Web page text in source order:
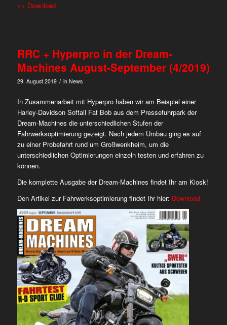
>> Download
RRC + Hyperpro in der Dream-
Machines August-September (4/2019)
29. August 2019 / in News
In Zusammenarbeit mit Hyperpro haben wir am Beispiel einer
Harley-Davidson Softail Fat Bob aus dem Pressefuhrpark der
Dream-Machines die unterschiedlichen Stufen der
Fahrwerksoptimierung gezeigt. Nach jedem Umbau ging es auf
zu einer Probefahrt rund um Großwenkheim, um die
unterschiedlichen Optimierungen einzeln testen und erfahren zu
können.
Die komplette Ausgabe der Dream-Machines findet Ihr am Kiosk!
Den Artikel zur Fahrwerksoptimierung findet Ihr hier: Download